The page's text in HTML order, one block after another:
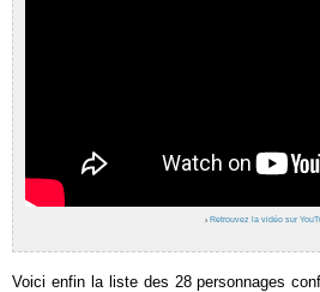
› Retrouvez la vidéo sur
Voici enfin la liste des 28 personnages